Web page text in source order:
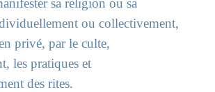
ou collectivement,
privé, par le culte,
les pratiques et
des rites.